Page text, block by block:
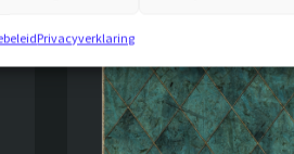
Privacyverklaring